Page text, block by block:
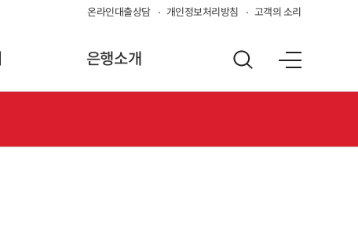
온라인대출상담 개인정보처리방침 고객의 소리
은행소개